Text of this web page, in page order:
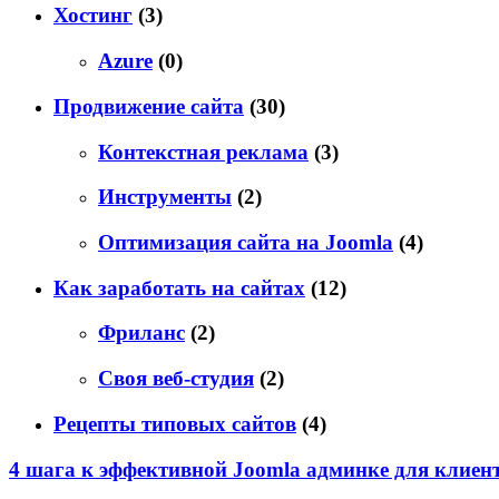
Хостинг (3)
Azure (0)
Продвижение сайта (30)
Контекстная реклама (3)
Инструменты (2)
Оптимизация сайта на Joomla (4)
Как заработать на сайтах (12)
Фриланс (2)
Своя веб-студия (2)
Рецепты типовых сайтов (4)
4 шага к эффективной Joomla админке для